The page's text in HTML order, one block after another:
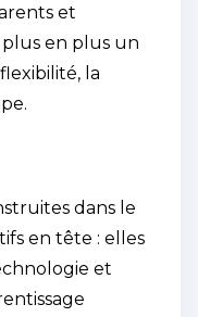
et
en plus un
la
dans le
en tête : elles
et